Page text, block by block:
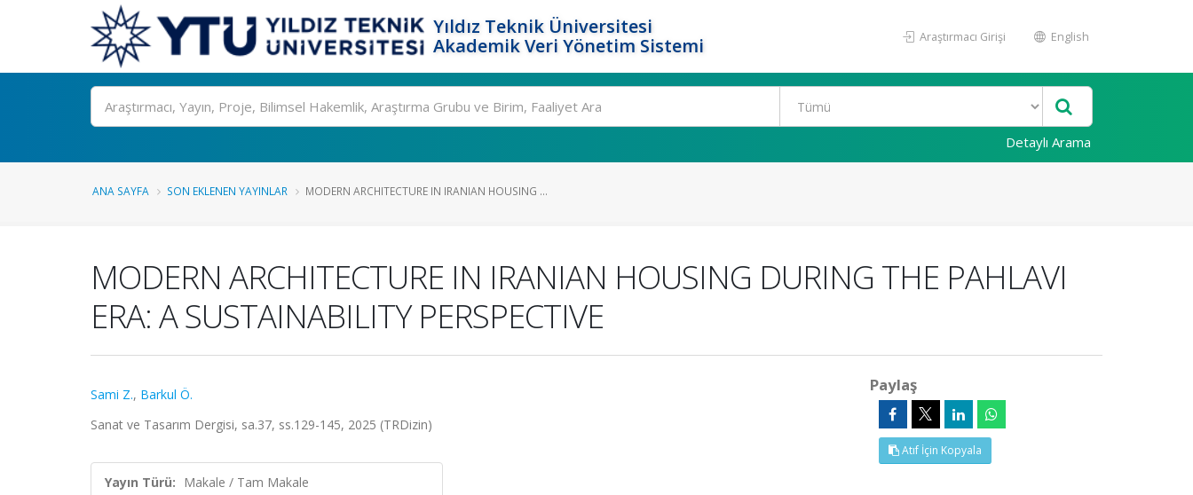
Yıldız Teknik Üniversitesi
Akademik Veri Yönetim Sistemi
Araştırmacı Girişi English
Ara
Detaylı Arama
ANA SAYFA SON EKLENEN YAYINLAR MODERN ARCHITECTURE IN IRANIAN HOUSING ...
MODERN ARCHITECTURE IN IRANIAN HOUSING DURING THE PAHLAVI
ERA: A SUSTAINABILITY PERSPECTIVE
Sami Z., Barkul Ö.
Sanat ve Tasarım Dergisi, sa.37, ss.129-145, 2025 (TRDizin)
Yayın Türü: Makale / Tam Makale
Paylaş
Atıf İçin Kopyala